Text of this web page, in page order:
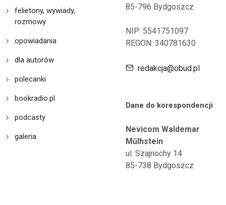
felietony, wywiady,
rozmowy
opowiadania
dla autorów
polecanki
bookradio.pl
podcasty
galeria
85-796 Bydgoszcz
NIP: 5541751097
REGON: 340781630
redakcja@obud.pl
Dane do korespondencji
Nevicom Waldemar
Műlhstein
ul. Szajnochy 14
85-738 Bydgoszcz